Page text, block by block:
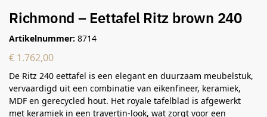
Richmond – Eettafel Ritz brown 240
Artikelnummer: 8714
€ 1.762,00
De Ritz 240 eettafel is een elegant en duurzaam meubelstuk,
vervaardigd uit een combinatie van eikenfineer, keramiek,
MDF en gerecycled hout. Het royale tafelblad is afgewerkt
met keramiek in een travertin-look, wat zorgt voor een